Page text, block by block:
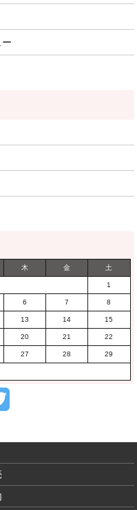
木 金 土
1
6 7 8
13 14 15
20 21 22
27 28 29